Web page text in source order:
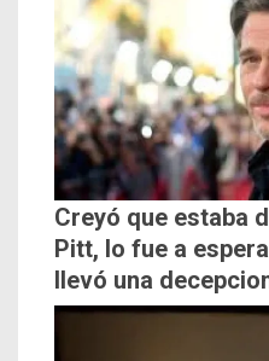
Creyó que estaba
Pitt, lo fue a
llevó una